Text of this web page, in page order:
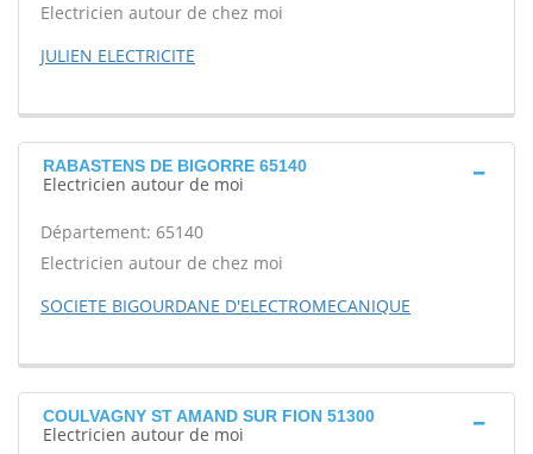
Electricien autour de chez moi
JULIEN ELECTRICITE
RABASTENS DE BIGORRE 65140
Electricien autour de moi
Département: 65140
Electricien autour de chez moi
SOCIETE BIGOURDANE D'ELECTROMECANIQUE
COULVAGNY ST AMAND SUR FION 51300
Electricien autour de moi